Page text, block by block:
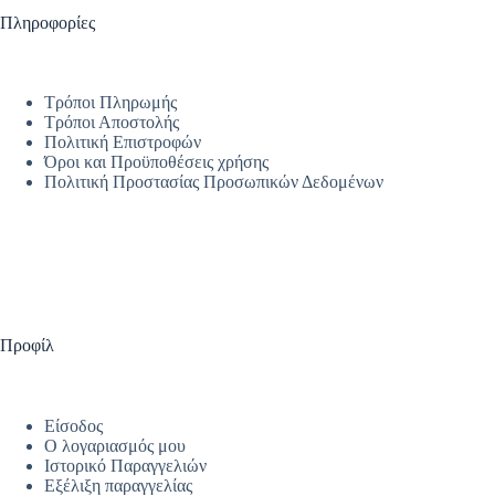
Πληροφορίες
Τρόποι Πληρωμής
Τρόποι Αποστολής
Πολιτική Επιστροφών
Όροι και Προϋποθέσεις χρήσης
Πολιτική Προστασίας Προσωπικών Δεδομένων
Προφίλ
Είσοδος
Ο λογαριασμός μου
Ιστορικό Παραγγελιών
Εξέλιξη παραγγελίας